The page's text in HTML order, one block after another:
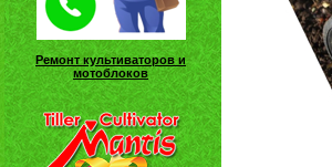
Ремонт культиваторов и
мотоблоков